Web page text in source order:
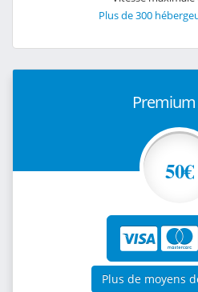
Plus de 300
Premium
50€
Plus de moyens